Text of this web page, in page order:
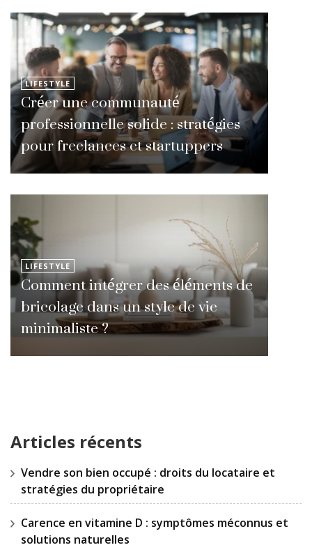
LIFESTYLE
Créer une communauté
professionnelle solide : stratégies
pour freelances et startuppers
LIFESTYLE
Comment intégrer des éléments de
bricolage dans un style de vie
minimaliste ?
Articles récents
Vendre son bien occupé : droits du locataire et
stratégies du propriétaire
Carence en vitamine D : symptômes méconnus et
solutions naturelles